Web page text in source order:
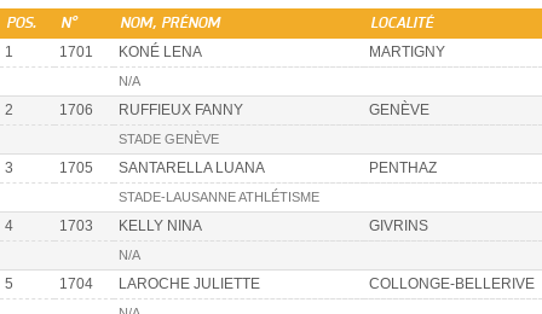
POS. N° NOM, PRÉNOM LOCALITÉ
1 1701 KONÉ LENA MARTIGNY
N/A
2 1706 RUFFIEUX FANNY GENÈVE
STADE GENÈVE
3 1705 SANTARELLA LUANA PENTHAZ
STADE-LAUSANNE ATHLÉTISME
4 1703 KELLY NINA GIVRINS
N/A
5 1704 LAROCHE JULIETTE COLLONGE-BELLERIVE